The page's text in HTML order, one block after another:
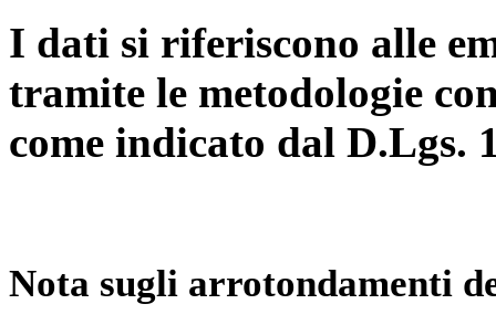
I dati si riferiscono alle
tramite le metodologie
come indicato dal D.Lgs.
Nota sugli arrotondamenti